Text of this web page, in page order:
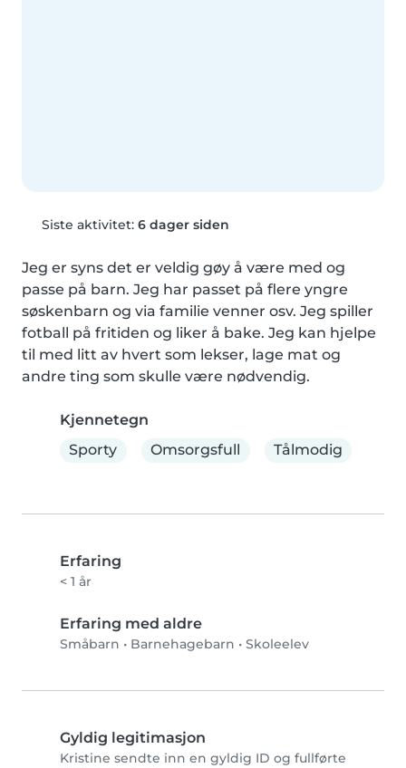
Siste aktivitet: 6 dager siden
Jeg er syns det er veldig gøy å være med og
passe på barn. Jeg har passet på flere yngre
søskenbarn og via familie venner osv. Jeg spiller
fotball på fritiden og liker å bake. Jeg kan hjelpe
til med litt av hvert som lekser, lage mat og
andre ting som skulle være nødvendig.
Kjennetegn
Sporty
Omsorgsfull Tålmodig
Erfaring
< 1 år
Erfaring med aldre
Småbarn • Barnehagebarn • Skoleelev
Gyldig legitimasjon
Kristine sendte inn en gyldig ID og fullførte